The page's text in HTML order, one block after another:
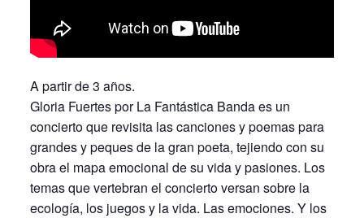
A partir de 3 años.
Gloria Fuertes por La Fantástica Banda es un
concierto que revisita las canciones y poemas para
grandes y peques de la gran poeta, tejiendo con su
obra el mapa emocional de su vida y pasiones. Los
temas que vertebran el concierto versan sobre la
ecología, los juegos y la vida. Las emociones. Y los